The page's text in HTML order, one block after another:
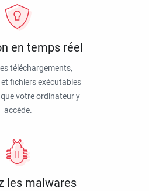
en temps réel
téléchargements,
fichiers exécutables
votre ordinateur y
accède.
les malwares